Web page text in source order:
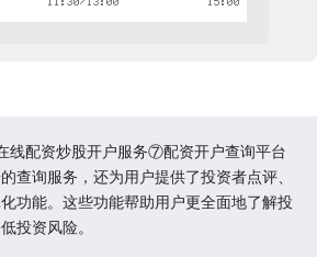
线配资炒股开户服务⑦配资开户查询平台
查询服务，还为用户提供了投资者点评、
功能。这些功能帮助用户更全面地了解投
投资风险。